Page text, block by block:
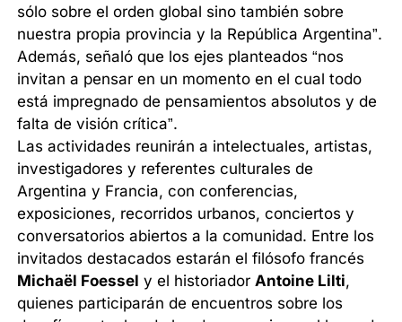
sólo sobre el orden global sino también sobre
nuestra propia provincia y la República Argentina”.
Además, señaló que los ejes planteados “nos
invitan a pensar en un momento en el cual todo
está impregnado de pensamientos absolutos y de
falta de visión crítica”.
Las actividades reunirán a intelectuales, artistas,
investigadores y referentes culturales de
Argentina y Francia, con conferencias,
exposiciones, recorridos urbanos, conciertos y
conversatorios abiertos a la comunidad. Entre los
invitados destacados estarán el filósofo francés
Michaël Foessel y el historiadorAntoine Lilti,
quienes participarán de encuentros sobre los